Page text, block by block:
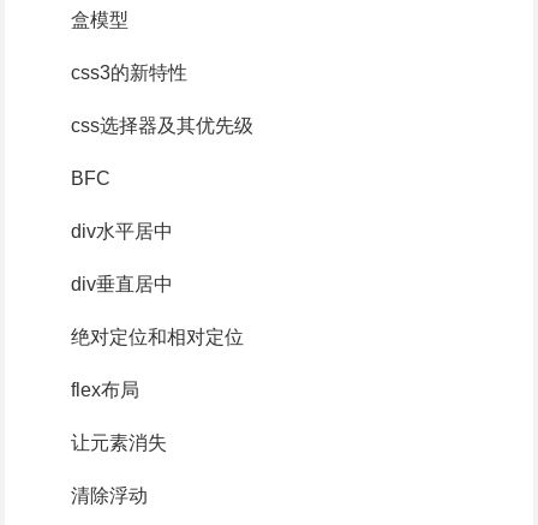
盒模型
css3的新特性
css选择器及其优先级
BFC
div水平居中
div垂直居中
绝对定位和相对定位
flex布局
让元素消失
清除浮动